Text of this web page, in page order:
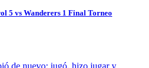
5 vs Wanderers 1 Final Torneo